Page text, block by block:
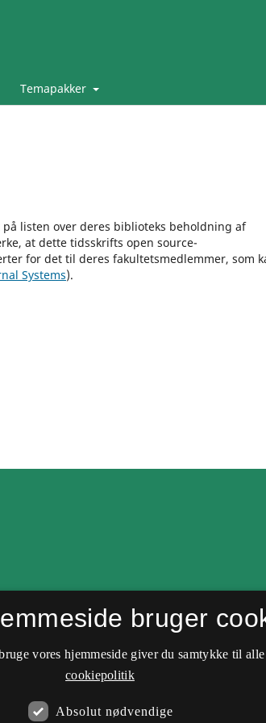
Temapakker
listen over deres biblioteks beholdning af
at dette tidsskrifts open source-
for det til deres fakultetsmedlemmer, som
Systems).
bruger
vores hjemmeside giver du samtykke til
cookiepolitik
Absolut nødvendige